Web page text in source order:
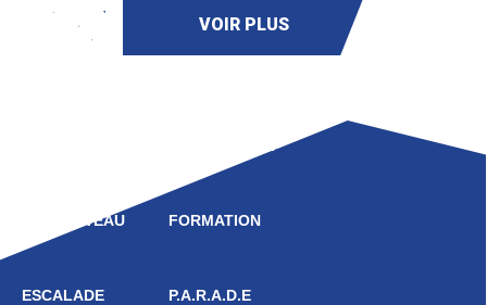
VOIR PLUS
HAUT NIVEAU
ESCALADE
FORMATION
P.A.R.A.D.E